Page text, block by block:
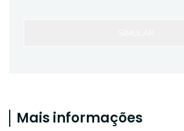
Mais informações